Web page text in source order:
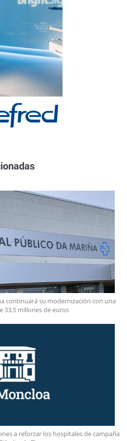
continuará su modernización con una
33,5 millones de euros
a reforzar los hospitales de campaña